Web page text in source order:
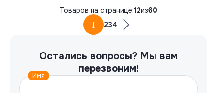
Товаров на странице:12из60
1
234
Остались вопросы? Мы вам
перезвоним!
Имя